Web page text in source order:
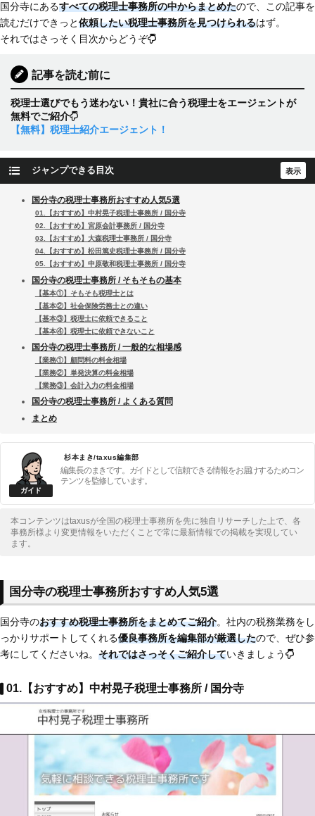
国分寺にあるすべての税理士事務所の中からまとめたので、この記事を
読むだけできっと依頼したい税理士事務所を見つけられるはず。
それではさっそく目次からどうぞ
記事を読む前に
税理士選びでもう迷わない！貴社に合う税理士をエージェントが
無料でご紹介
【無料】税理士紹介エージェント！
ジャンプできる目次
国分寺の税理士事務所おすすめ人気5選
01.【おすすめ】中村晃子税理士事務所 / 国分寺
02.【おすすめ】宮原会計事務所 / 国分寺
03.【おすすめ】大森税理士事務所 / 国分寺
04.【おすすめ】松田篤史税理士事務所 / 国分寺
05.【おすすめ】中原敬和税理士事務所 / 国分寺
国分寺の税理士事務所 / そもそもの基本
【基本①】そもそも税理士とは
【基本②】社会保険労務士との違い
【基本③】税理士に依頼できること
【基本④】税理士に依頼できないこと
国分寺の税理士事務所 / 一般的な相場感
【業務①】顧問料の料金相場
【業務②】単発決算の料金相場
【業務③】会計入力の料金相場
国分寺の税理士事務所 / よくある質問
まとめ
杉本まき/taxus編集部
編集長のまきです。ガイドとして信頼できる情報をお届けするためコン
テンツを監修しています。
本コンテンツはtaxusが全国の税理士事務所を先に独自リサーチした上で、各
事務所様より変更情報をいただくことで常に最新情報での掲載を実現してい
ます。
国分寺の税理士事務所おすすめ人気5選
国分寺のおすすめ税理士事務所をまとめてご紹介。社内の税務業務をし
っかりサポートしてくれる優良事務所を編集部が厳選したので、ぜひ参
考にしてくださいね。 それではさっそくご紹介していきましょう
01.【おすすめ】中村晃子税理士事務所 / 国分寺